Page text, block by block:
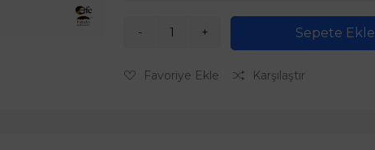
Sepete Ekle
Favoriye Ekle Karşılaştır